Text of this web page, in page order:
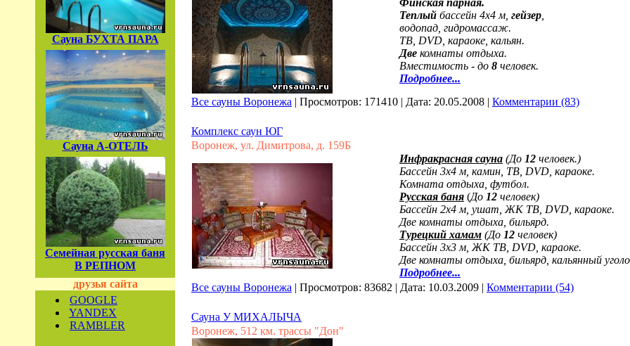
Сауна БУХТА ПАРА
Сауна А-ОТЕЛЬ
Семейная русская баня
В РЕПНОМ
друзья сайта
GOOGLE
YANDEX
RAMBLER
Финская парная.
Теплый бассейн 4x4 м, гейзер
водопад, гидромассаж.
ТВ, DVD, караоке, кальян.
Две комнаты отдыха.
Вместимость - до 8 человек.
Подробнее...
Все сауны Воронежа | Просмотров: 171410 | Дата: 20.05.2008 | Комментарии (83)
Комплекс саун ЮГ
Воронеж, ул. Димитрова, д. 159Б
Инфракрасная сауна (До 12 человек.)
Бассейн 3х4 м, камин, ТВ, DVD, караоке.
Комната отдыха, футбол.
Русская баня (До 12 человек)
Бассейн 2х4 м, ушат, ЖК ТВ, DVD, караоке.
Две комнаты отдыха, бильярд.
Турецкий хамам (До 12 человек)
Бассейн 3х3 м, ЖК ТВ, DVD, караоке.
Две комнаты отдыха, бильярд, кальянный
Подробнее...
Все сауны Воронежа | Просмотров: 83682 | Дата: 10.03.2009 | Комментарии (54)
Сауна У МИХАЛЫЧА
Воронеж, 512 км. трассы "Дон"